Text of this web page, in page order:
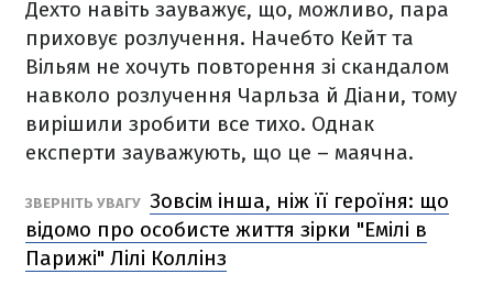
Дехто навіть зауважує, що, можливо, пара
приховує розлучення. Начебто Кейт та
Вільям не хочуть повторення зі скандалом
навколо розлучення Чарльза й Діани, тому
вирішили зробити все тихо. Однак
експерти зауважують, що це – маячна.
ЗВЕРНІТЬ УВАГУ Зовсім інша, ніж її героїня: що
відомо про особисте життя зірки "Емілі в
Парижі" Лілі Коллінз